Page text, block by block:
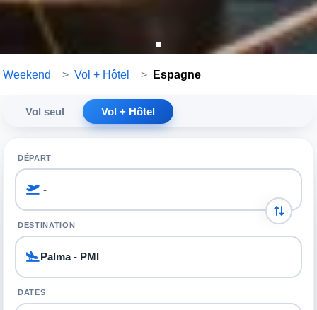
Weekend > Vol + Hôtel > Espagne
Vol seul Vol + Hôtel
DÉPART
DESTINATION
DATES